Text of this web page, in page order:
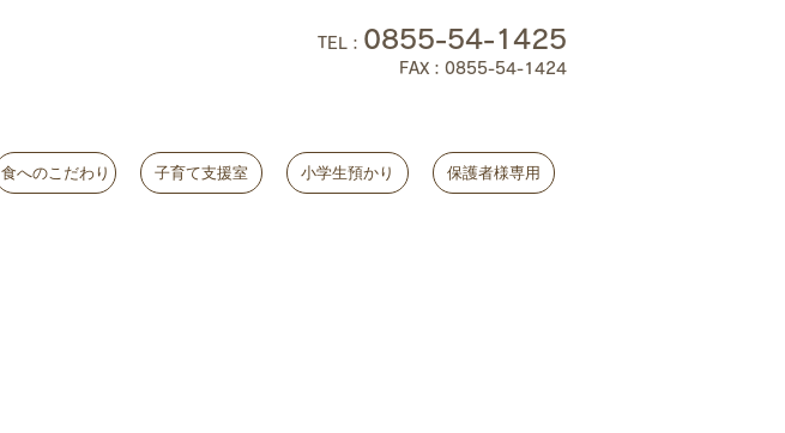
TEL ： 0855-54-1425
FAX：0855-54-1424
食へのこだわり 子育て支援室 小学生預かり 保護者様専用